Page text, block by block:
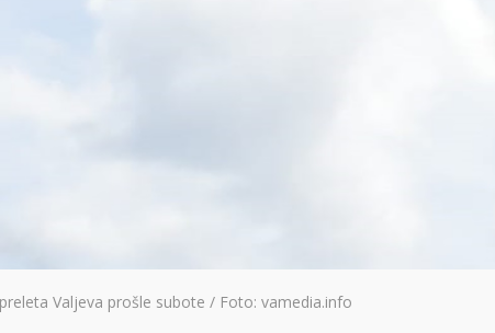
Valjeva prošle subote / Foto: vamedia.info